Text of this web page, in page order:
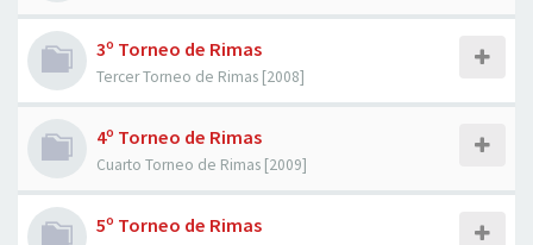
3º Torneo de Rimas
Tercer Torneo de Rimas [2008]
4º Torneo de Rimas
Cuarto Torneo de Rimas [2009]
5º Torneo de Rimas